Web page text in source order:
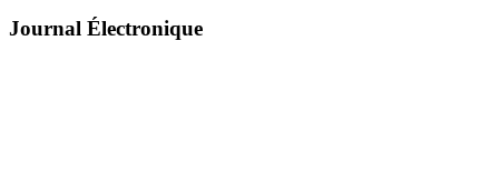
Journal Électronique